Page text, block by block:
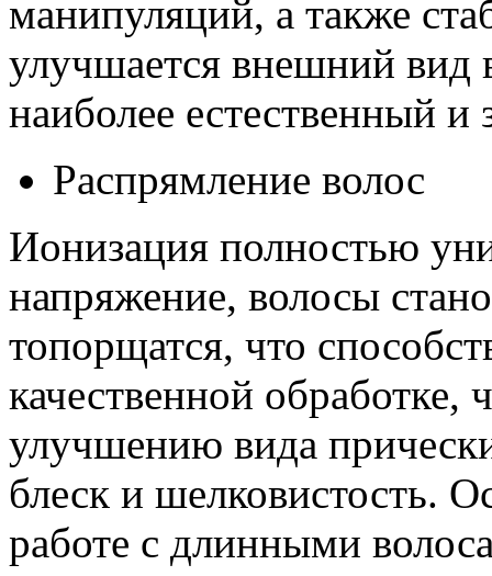
манипуляций, а также
улучшается внешний вид
наиболее естественный и
Распрямление волос
Ионизация полностью
напряжение, волосы
топорщатся, что
качественной
улучшению вида
блеск и шелковистость.
работе с длинными